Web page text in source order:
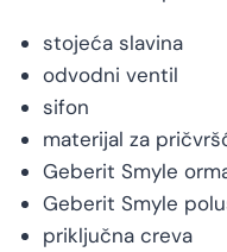
stojeća slavina
odvodni ventil
sifon
materijal za
Geberit Smyle
Geberit Smyle
priključna creva